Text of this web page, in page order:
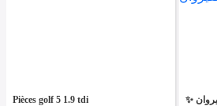
Pièces golf 5 1.9 tdi